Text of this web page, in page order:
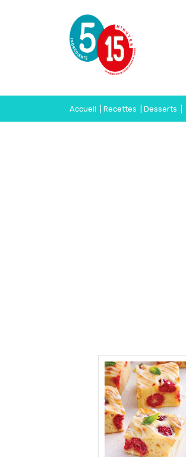
Accueil Recettes Desserts